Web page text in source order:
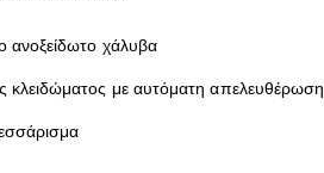
ανοξείδωτο χάλυβα
κλειδώματος με αυτόματη απελευθέρωση